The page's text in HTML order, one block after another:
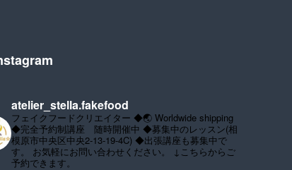
atelier_stella.fakefood
フェイクフードクリエイター ◆🌏 Worldwide shipping
◆完全予約制講座 随時開催中 ◆募集中のレッスン(相
模原市中央区中央2-13-19-4C) ◆出張講座も募集中で
す。
お気軽にお問い合わせください。
↓こちらからご
予約できます。